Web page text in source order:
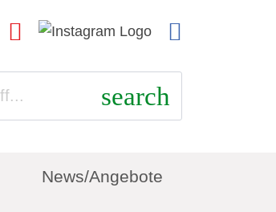
search
News/Angebote